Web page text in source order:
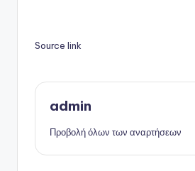
Source link
admin
Προβολή όλων των αναρτήσεων